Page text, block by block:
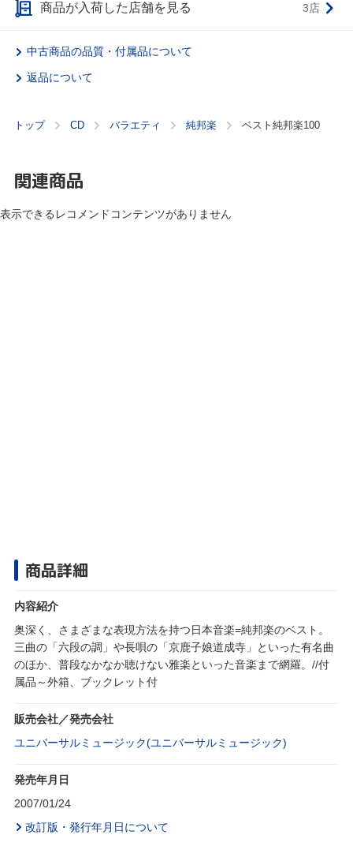
商品が入荷した店舗を見る 3店
中古商品の品質・付属品について
返品について
トップ CD バラエティ 純邦楽 ベスト純邦楽100
関連商品
表示できるレコメンドコンテンツがありません
商品詳細
内容紹介
奥深く、さまざまな表現方法を持つ日本音楽=純邦楽のベスト。
三曲の「六段の調」や長唄の「京鹿子娘道成寺」といった有名曲
のほか、普段なかなか聴けない雅楽といった音楽まで網羅。//付
属品～外箱、ブックレット付
販売会社／発売会社
ユニバーサルミュージック(ユニバーサルミュージック)
発売年月日
2007/01/24
改訂版・発行年月日について